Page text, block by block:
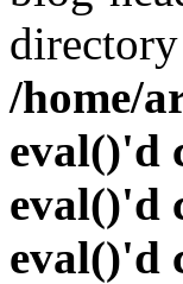
/home/
eval()'d
eval()'d
eval()'d